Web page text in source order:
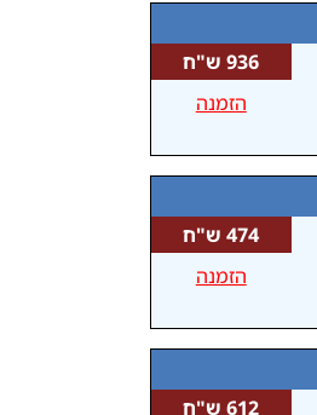
936 ש"ח
הזמנה
474 ש"ח
הזמנה
612 ש"ח